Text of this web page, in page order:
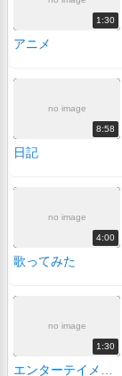
1:30
アニメ
no image
8:58
日記
no image
4:00
歌ってみた
no image
1:30